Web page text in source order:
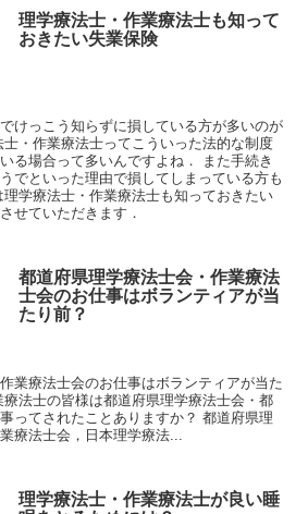
理学療法士・作業療法士も知って
おきたい失業保険
けっこう知らずに損している方が多いのが
・作業療法士ってこういった法的な制度
る場合って多いんですよね． また手続き
でといった理由で損してしまっている方も
学療法士・作業療法士も知っておきたい
せていただきます．
都道府県理学療法士会・作業療法
士会のお仕事はボランティアが当
たり前？
業療法士会のお仕事はボランティアが当た
法士の皆様は都道府県理学療法士会・都
ってされたことありますか？ 都道府県理
療法士会，日本理学療法...
理学療法士・作業療法士が良い睡